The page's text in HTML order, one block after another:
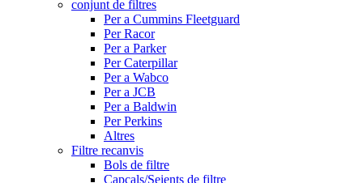
conjunt de filtres
Per a Cummins Fleetguard
Per Racor
Per a Parker
Per Caterpillar
Per a Wabco
Per a JCB
Per a Baldwin
Per Perkins
Altres
Filtre recanvis
Bols de filtre
Capçals/Seients de filtre